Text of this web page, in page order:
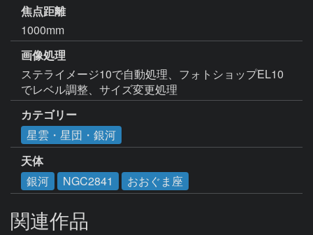
焦点距離
1000mm
画像処理
ステライメージ10で自動処理、フォトショップEL10
でレベル調整、サイズ変更処理
カテゴリー
星雲・星団・銀河
天体
銀河
NGC2841 おおぐま座
関連作品